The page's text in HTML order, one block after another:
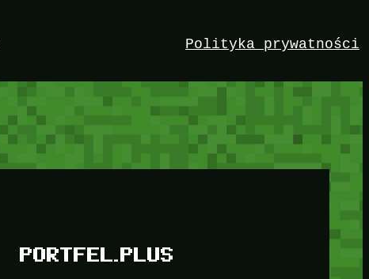
Polityka prywatności
PORTFEL.PLUS